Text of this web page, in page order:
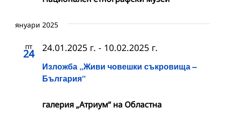
януари 2025
пт
24
Изложба „Живи човешки съкровища –
България“
24.01.2025 г. - 10.02.2025 г.
галерия „Атриум“ на Областна